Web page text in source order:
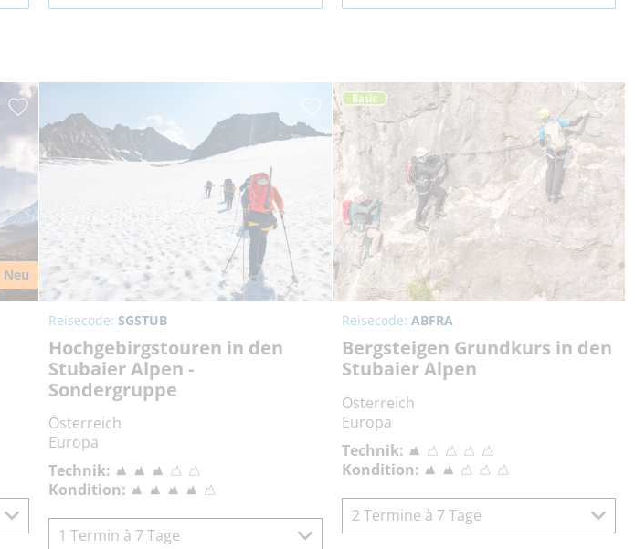
Neu
Reisecode: SGSTUB
Hochgebirgstouren in den
Stubaier Alpen -
Sondergruppe
Österreich
Europa
Technik:
Kondition:
1 Termin à 7 Tage
Reisecode: ABFRA
Bergsteigen Grundkurs in den
Stubaier Alpen
Österreich
Europa
Technik:
Kondition:
2 Termine à 7 Tage